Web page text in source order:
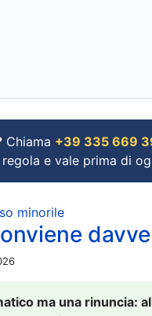
Chiama +39 335 669
e vale prima di
minorile
ma una rinuncia: